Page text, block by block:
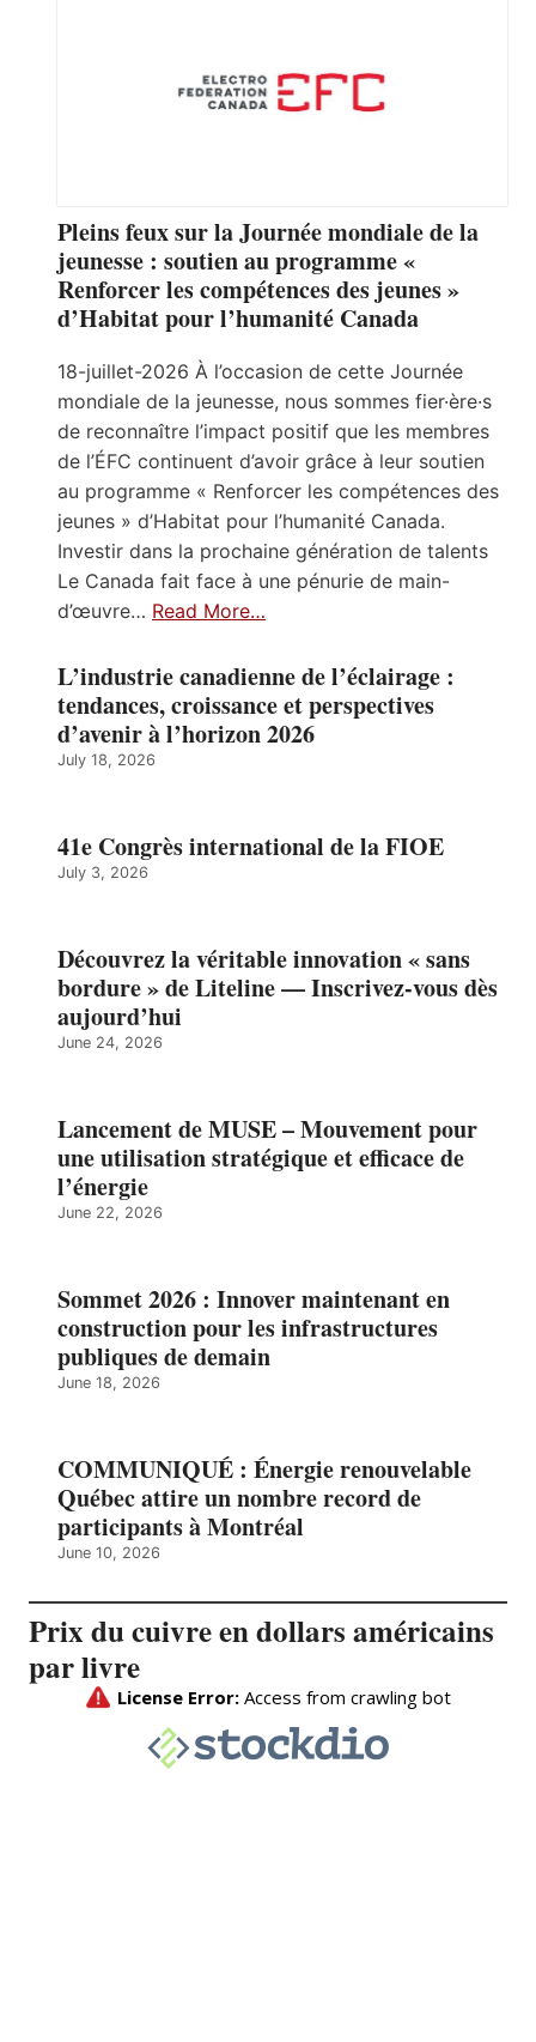
Pleins feux sur la Journée mondiale de la
jeunesse : soutien au programme «
Renforcer les compétences des jeunes »
d’Habitat pour l’humanité Canada
18-juillet-2026 À l’occasion de cette Journée
mondiale de la jeunesse, nous sommes fier·ère·s
de reconnaître l’impact positif que les membres
de l’ÉFC continuent d’avoir grâce à leur soutien
au programme « Renforcer les compétences des
jeunes » d’Habitat pour l’humanité Canada.
Investir dans la prochaine génération de talents
Le Canada fait face à une pénurie de main-
d’œuvre… Read More…
L’industrie canadienne de l’éclairage :
tendances, croissance et perspectives
d’avenir à l’horizon 2026
July 18, 2026
41e Congrès international de la FIOE
July 3, 2026
Découvrez la véritable innovation « sans
bordure » de Liteline — Inscrivez-vous dès
aujourd’hui
June 24, 2026
Lancement de MUSE – Mouvement pour
une utilisation stratégique et efficace de
l’énergie
June 22, 2026
Sommet 2026 : Innover maintenant en
construction pour les infrastructures
publiques de demain
June 18, 2026
COMMUNIQUÉ : Énergie renouvelable
Québec attire un nombre record de
participants à Montréal
June 10, 2026
Prix du cuivre en dollars américains
par livre